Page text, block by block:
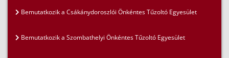
Bemutatkozik a Csákánydoroszlói Önkéntes Tűzoltó Egyesület
Bemutatkozik a Szombathelyi Önkéntes Tűzoltó Egyesület